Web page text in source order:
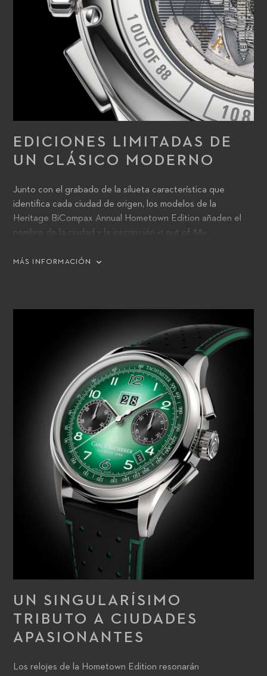
EDICIONES LIMITADAS DE
UN CLÁSICO MODERNO
Junto con el grabado de la silueta característica que
identifica cada ciudad de origen, los modelos de la
Heritage BiCompax Annual Hometown Edition añaden el
nombre de la ciudad y la inscripción «1 out of 88».
MÁS INFORMACIÓN
UN SINGULARÍSIMO
TRIBUTO A CIUDADES
APASIONANTES
Los relojes de la Hometown Edition resonarán